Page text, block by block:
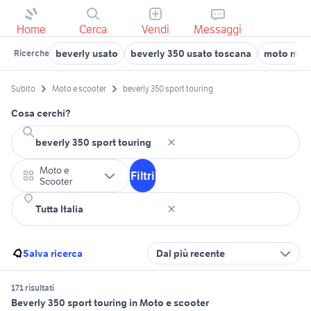
Home Cerca Vendi Messaggi
Ricerche beverly usato beverly 350 usato toscana moto
Subito Moto e scooter beverly 350 sport touring
Cosa cerchi?
Moto e
Scooter
Filtri
Salva ricerca Dal più recente
171 risultati
Beverly 350 sport touring in Moto e scooter